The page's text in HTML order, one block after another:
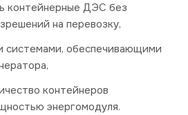
контейнерные ДЭС без
на перевозку,
системами, обеспечивающими
контейнеров
энергомодуля.